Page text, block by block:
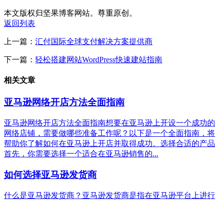
本文版权归坚果博客网站。尊重原创。
返回列表
上一篇： 汇付国际全球支付解决方案提供商
下一篇： 轻松搭建网站WordPress快速建站指南
相关文章
亚马逊网络开店方法全面指南
亚马逊网络开店方法全面指南想要在亚马逊上开设一个成功的
网络店铺，需要做哪些准备工作呢？以下是一个全面指南，将
帮助你了解如何在亚马逊上开店并取得成功。选择合适的产品
首先，你需要选择一个适合在亚马逊销售的...
如何选择亚马逊发货商
什么是亚马逊发货商？亚马逊发货商是指在亚马逊平台上进行